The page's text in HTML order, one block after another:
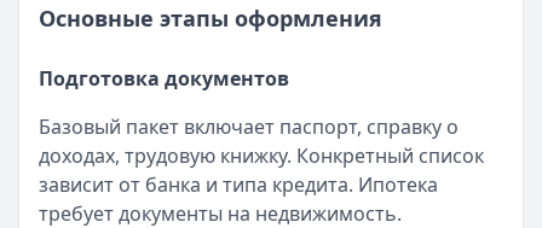
Опубликовано:1 сентября 2025 г.
Читать новость
Основные этапы оформления
Подготовка документов
Базовый пакет включает паспорт, справку о
доходах, трудовую книжку. Конкретный список
зависит от банка и типа кредита. Ипотека
требует документы на недвижимость.